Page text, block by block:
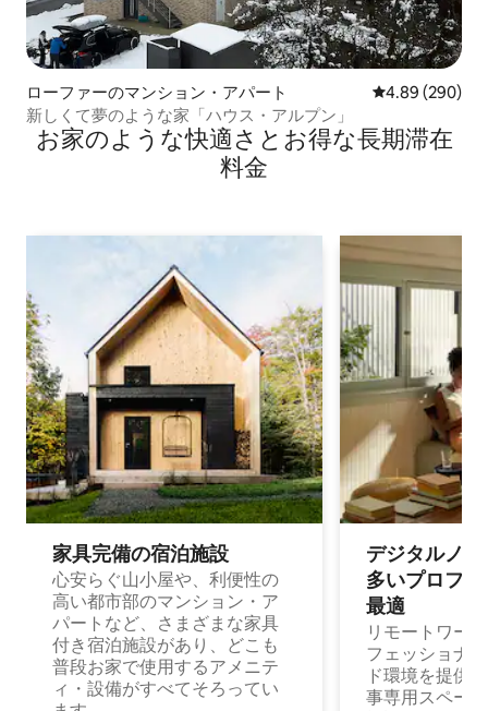
ローファーのマンション・アパート レビュー290
4.89 (290)
新しくて夢のような家「ハウス・アルプン」
お家のような快⁠適⁠さ⁠とお⁠得⁠な長⁠期⁠滞⁠在
料⁠金
家具完備の宿⁠泊⁠施⁠設
心安らぐ山小屋や、利便性の
高い都市部のマンション・ア
パートなど、さまざまな家具
付き宿泊施設があり、どこも
普段お家で使用するアメニテ
ィ・設備がすべてそろってい
デジタルノ
多⁠いプ⁠ロ⁠フ⁠
最⁠適
リモートワー
フェッショナ
ド環境を提供
事専用スペー